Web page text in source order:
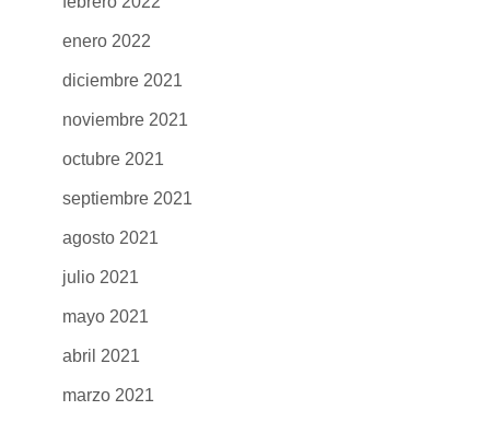
enero 2022
diciembre 2021
noviembre 2021
octubre 2021
septiembre 2021
agosto 2021
julio 2021
mayo 2021
abril 2021
marzo 2021